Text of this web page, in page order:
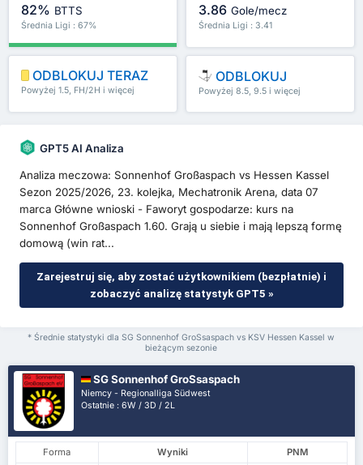
82% BTTS
Średnia Ligi : 67%
3.86 Gole/mecz
Średnia Ligi : 3.41
ODBLOKUJ TERAZ
Powyżej 1.5, FH/2H i więcej
ODBLOKUJ
Powyżej 8.5, 9.5 i więcej
GPT5 AI Analiza
Analiza meczowa: Sonnenhof Großaspach vs Hessen Kassel
Sezon 2025/2026, 23. kolejka, Mechatronik Arena, data 07
marca Główne wnioski - Faworyt gospodarze: kurs na
Sonnenhof Großaspach 1.60. Grają u siebie i mają lepszą formę
domową (win rat...
Zarejestruj się, aby zostać użytkownikiem (bezpłatnie) i
zobaczyć analizę statystyk GPT5 »
* Średnie statystyki dla SG Sonnenhof GroSsaspach vs KSV Hessen Kassel w
bieżącym sezonie
SG Sonnenhof GroSsaspach
Niemcy - Regionalliga Südwest
Ostatnie : 6W / 3D / 2L
Forma Wyniki
PNM